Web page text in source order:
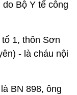
Bộ Y tế công
1, thôn Sơn
- là cháu nội
BN 898, ông